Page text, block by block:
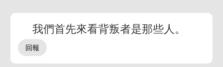
我們首先來看背叛者是那些人。